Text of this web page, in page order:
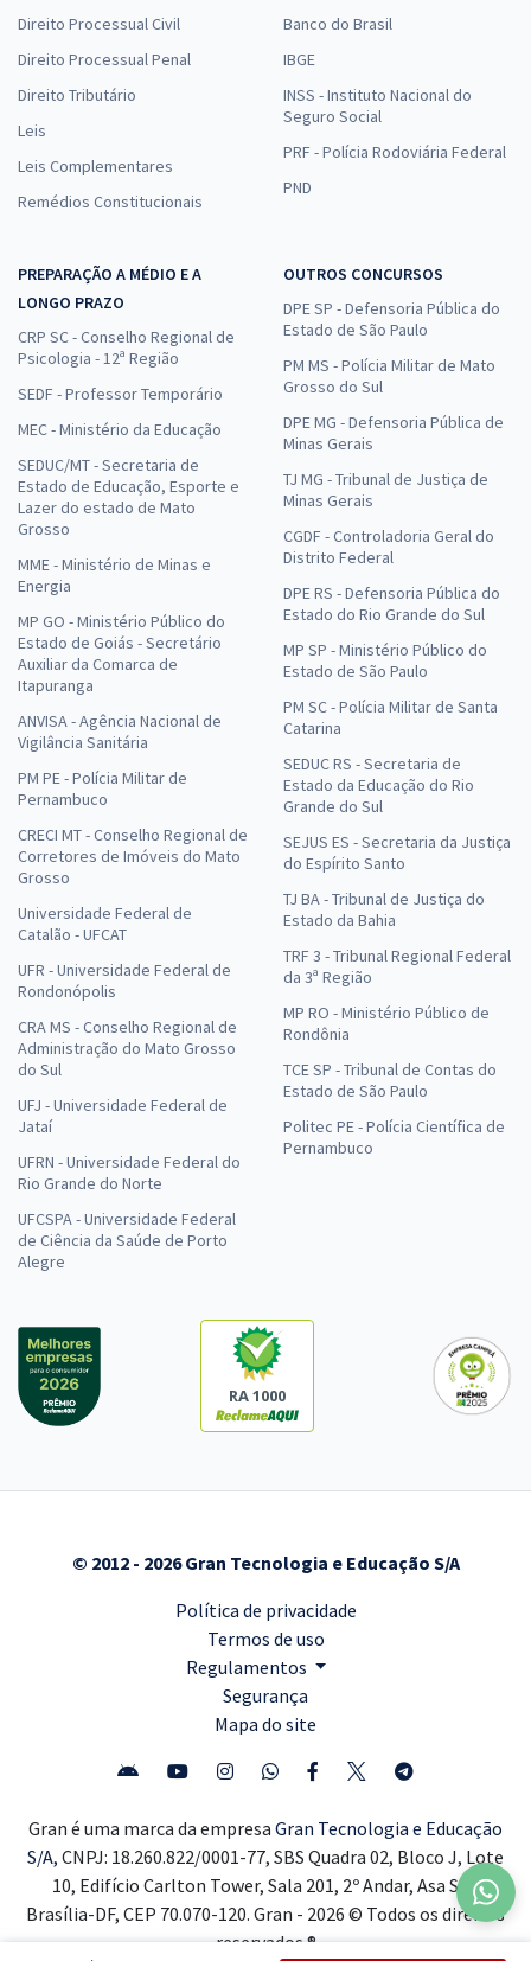
Direito Processual Civil
Direito Processual Penal
Direito Tributário
Leis
Leis Complementares
Remédios Constitucionais
Banco do Brasil
IBGE
INSS - Instituto Nacional do
Seguro Social
PRF - Polícia Rodoviária Federal
PND
PREPARAÇÃO A MÉDIO E A
LONGO PRAZO
CRP SC - Conselho Regional de
Psicologia - 12ª Região
SEDF - Professor Temporário
MEC - Ministério da Educação
SEDUC/MT - Secretaria de
Estado de Educação, Esporte e
Lazer do estado de Mato
Grosso
MME - Ministério de Minas e
Energia
MP GO - Ministério Público do
Estado de Goiás - Secretário
Auxiliar da Comarca de
Itapuranga
ANVISA - Agência Nacional de
Vigilância Sanitária
PM PE - Polícia Militar de
Pernambuco
CRECI MT - Conselho Regional de
Corretores de Imóveis do Mato
Grosso
Universidade Federal de
Catalão - UFCAT
UFR - Universidade Federal de
Rondonópolis
CRA MS - Conselho Regional de
Administração do Mato Grosso
do Sul
UFJ - Universidade Federal de
Jataí
UFRN - Universidade Federal do
Rio Grande do Norte
UFCSPA - Universidade Federal
de Ciência da Saúde de Porto
Alegre
OUTROS CONCURSOS
DPE SP - Defensoria Pública do
Estado de São Paulo
PM MS - Polícia Militar de Mato
Grosso do Sul
DPE MG - Defensoria Pública de
Minas Gerais
TJ MG - Tribunal de Justiça de
Minas Gerais
CGDF - Controladoria Geral do
Distrito Federal
DPE RS - Defensoria Pública do
Estado do Rio Grande do Sul
MP SP - Ministério Público do
Estado de São Paulo
PM SC - Polícia Militar de Santa
Catarina
SEDUC RS - Secretaria de
Estado da Educação do Rio
Grande do Sul
SEJUS ES - Secretaria da Justiça
do Espírito Santo
TJ BA - Tribunal de Justiça do
Estado da Bahia
TRF 3 - Tribunal Regional Federal
da 3ª Região
MP RO - Ministério Público de
Rondônia
TCE SP - Tribunal de Contas do
Estado de São Paulo
Politec PE - Polícia Científica de
Pernambuco
RA 1000
© 2012 - 2026 Gran Tecnologia e Educação S/A
Política de privacidade
Termos de uso
Regulamentos
Segurança
Mapa do site
Gran é uma marca da empresa Gran Tecnologia e Educação
S/A, CNPJ: 18.260.822/0001-77, SBS Quadra 02, Bloco J, Lote
10, Edifício Carlton Tower, Sala 201, 2º Andar, Asa Sul,
Brasília-DF, CEP 70.070-120. Gran - 2026 © Todos os direitos
reservados ®